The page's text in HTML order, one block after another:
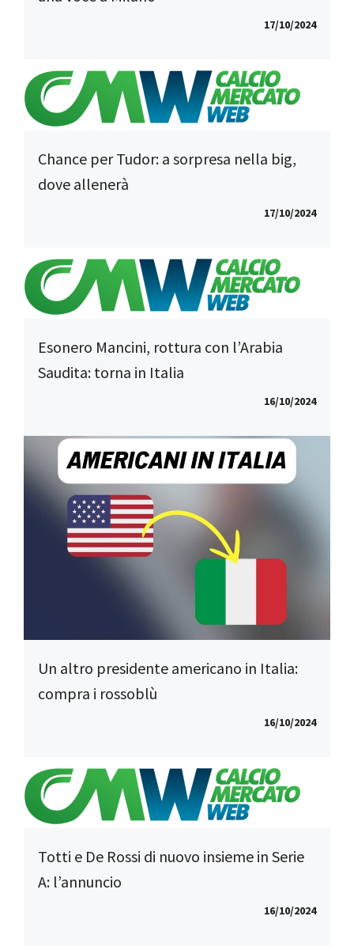
17/10/2024
Chance per Tudor: a sorpresa nella big,
dove allenerà
17/10/2024
Esonero Mancini, rottura con l’Arabia
Saudita: torna in Italia
16/10/2024
Un altro presidente americano in Italia:
compra i rossoblù
16/10/2024
Totti e De Rossi di nuovo insieme in Serie
A: l’annuncio
16/10/2024